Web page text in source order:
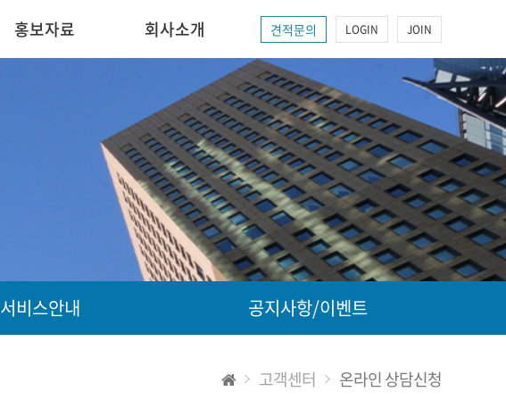
견적문의 LOGIN JOIN
홍보자료 회사소개
서비스안내 공지사항/이벤트
고객센터 온라인 상담신청